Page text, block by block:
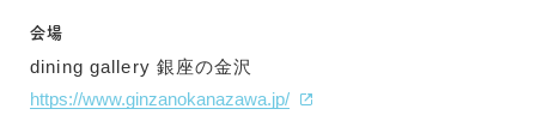
会場
dining gallery 銀座の金沢
https://www.ginzanokanazawa.jp/